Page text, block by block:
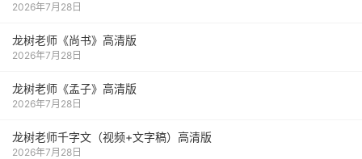
2026年7月28日
龙树老师《尚书》高清版
2026年7月28日
龙树老师《孟子》高清版
2026年7月28日
龙树老师千字文（视频+文字稿）高清版
2026年7月28日